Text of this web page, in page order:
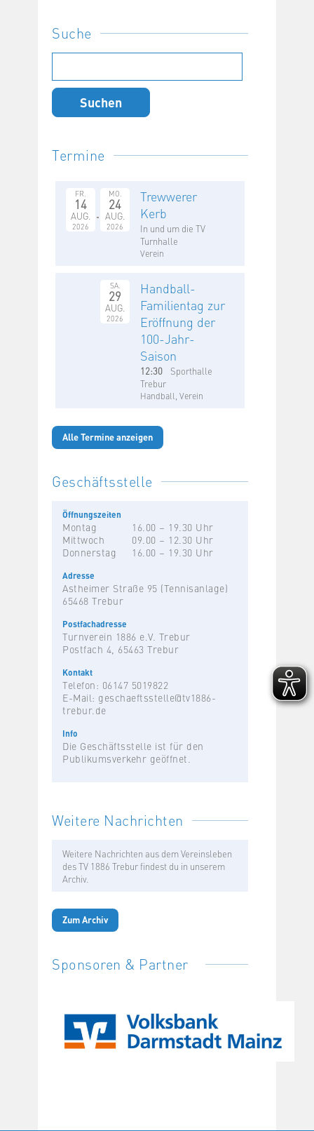
Suche
nach:
Termine
FR.
14
AUG.
2026
MO.
24
AUG.
2026
Trewwerer
Kerb
In und um die TV
Turnhalle
Verein
SA.
29
AUG.
2026
Handball-
Familientag zur
Eröffnung der
100-Jahr-
Saison
12:30
Sporthalle
Trebur
Handball, Verein
Alle Termine anzeigen
Geschäftsstelle
Öffnungszeiten
Montag
16.00 – 19.30 Uhr
Mittwoch
09.00 – 12.30 Uhr
Donnerstag
16.00 – 19.30 Uhr
Adresse
Astheimer Straße 95 (Tennisanlage)
65468 Trebur
Postfachadresse
Turnverein 1886 e.V. Trebur
Postfach 4, 65463 Trebur
Kontakt
Telefon: 06147 5019822
E-Mail: geschaeftsstelle@tv1886-
trebur.de
Info
Die Geschäftsstelle ist für den
Publikumsverkehr geöffnet.
Weitere Nachrichten
Weitere Nachrichten aus dem Vereinsleben
des TV 1886 Trebur findest du in unserem
Archiv.
Zum Archiv
Sponsoren & Partner